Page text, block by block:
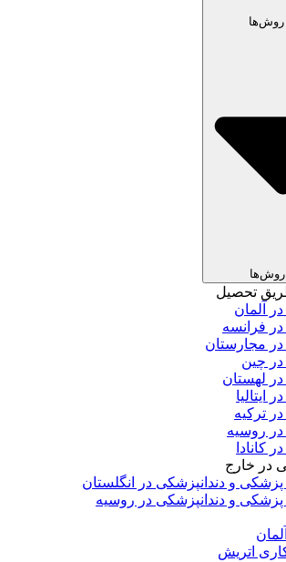
تحصیل
آلمان
فرانسه
مجارستان
چین
لهستان
ایتالیا
ترکیه
روسیه
کانادا
در خارج
و دندانپزشکی در انگلستان
و دندانپزشکی در روسیه
اتریش